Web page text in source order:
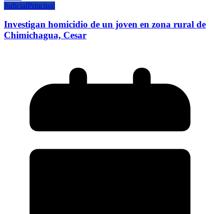
JudicialPrincipal
Investigan homicidio de un joven en zona rural de
Chimichagua, Cesar